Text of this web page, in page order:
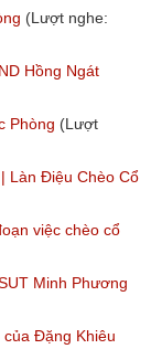
(Lượt nghe:
Hồng Ngát
Phòng (Lượt
Làn Điệu Chèo Cổ
việc chèo cổ
Minh Phương
của Đặng Khiêu